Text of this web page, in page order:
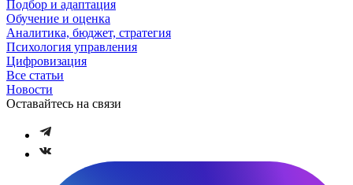
Подбор и адаптация
Обучение и оценка
Аналитика, бюджет, стратегия
Психология управления
Цифровизация
Все статьи
Новости
Оставайтесь на связи